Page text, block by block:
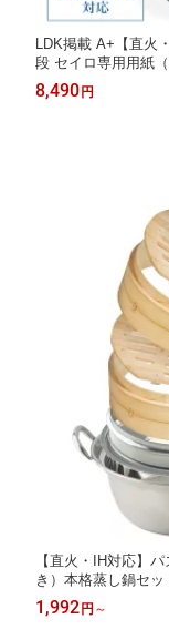
LDK掲載 A+【直火
段 セイロ専用用紙
ンレス 蒸篭専用鍋
鍋セット レビュー
8,490 円
【直火・IH対応】
き）本格蒸し鍋セ
新感覚 せいろ 2段
ュー特典 30%OFFク
1,992 円 ～